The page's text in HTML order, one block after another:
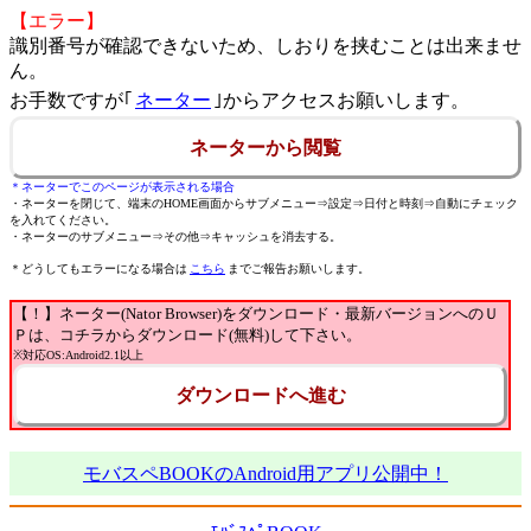
【エラー】
識別番号が確認できないため、しおりを挟むことは出来ませ
ん。
お手数ですが｢ ネーター ｣からアクセスお願いします。
ネーターから閲覧
＊ネーターでこのページが表示される場合
・ネーターを閉じて、端末のHOME画面からサブメニュー⇒設定⇒日付と時刻⇒自動にチェック
を入れてください。
・ネーターのサブメニュー⇒その他⇒キャッシュを消去する。
＊どうしてもエラーになる場合は こちら までご報告お願いします。
【！】ネーター(Nator Browser)をダウンロード・最新バージョンへのＵ
Ｐは、コチラからダウンロード(無料)して下さい。
※対応OS:Android2.1以上
ダウンロードへ進む
モバスペBOOKのAndroid用アプリ公開中！